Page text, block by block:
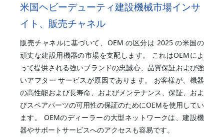
米国ヘビーデューティ建設機械市場インサ
イト、販売チャネル
販売チャネルに基づいて、OEM の区分は 2025 の米国の
頑丈な建設用機器の市場を支配します。 これはOEMによ
って提供される強いブランドの忠誠心、品質保証および強
いアフター サービスが原因であります。 お客様が、機器
の高性能および長寿命、およびメンテナンス、保証、およ
びスペアパーツの可用性の保証のためにOEMを使用してい
ます。 OEMのディーラーの大型ネットワークは、建設機
器やサポートサービスへのアクセスも容易です。